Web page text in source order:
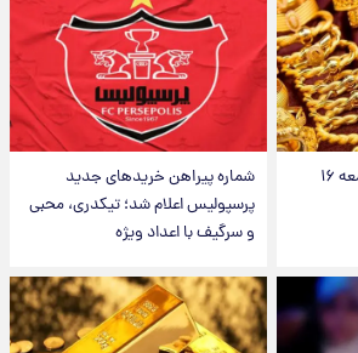
قیمت طلا و سکه امروز جمعه ۱۶
شماره پیراهن خریدهای جدید
پرسپولیس اعلام شد؛ تیکدری، محبی
و سرگیف با اعداد ویژه